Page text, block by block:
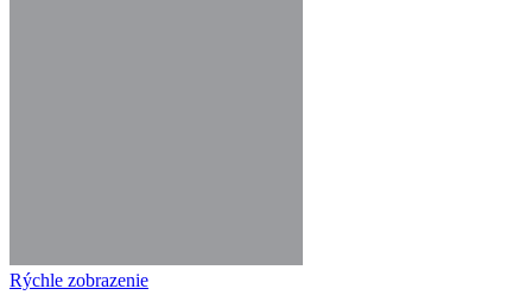
Rýchle zobrazenie